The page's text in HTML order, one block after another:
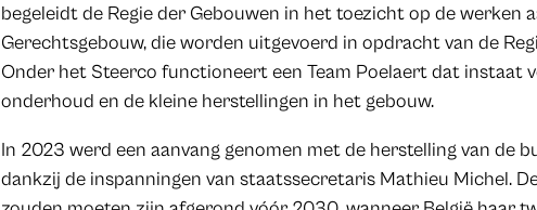
begeleidt de Regie der Gebouwen in het toezicht op de werken
Gerechtsgebouw, die worden uitgevoerd in opdracht van de
Onder het Steerco functioneert een Team Poelaert dat instaat
onderhoud en de kleine herstellingen in het gebouw.
In 2023 werd een aanvang genomen met de herstelling van de
dankzij de inspanningen van staatssecretaris Mathieu Michel.